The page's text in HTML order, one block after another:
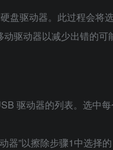
盘驱动器。此过程会将
驱动器以减少出错的
驱动器的列表。选中
器”以擦除步骤1中选择的